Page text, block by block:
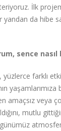
İlk
da hibe
sence
yüzlerce farklı
amaçsız veya
mutlu